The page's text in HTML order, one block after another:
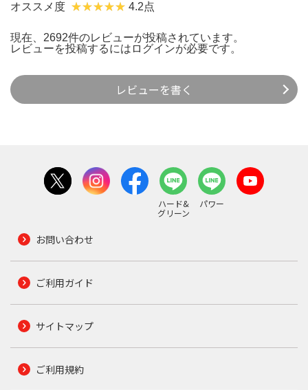
オススメ度 4.2点
現在、2692件のレビューが投稿されています。
レビューを投稿するには ログインが必要です。
レビューを書く
ハード&
グリーン
パワー
お問い合わせ
ご利用ガイド
サイトマップ
ご利用規約